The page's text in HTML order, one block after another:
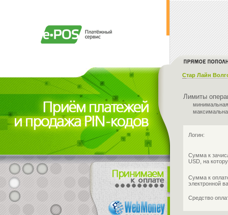
Стар Лайн
Лимиты
Логин:
Сумма к
USD, на
Сумма к
электронной
Средство